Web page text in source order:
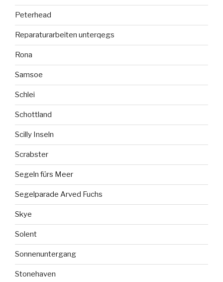
Peterhead
Reparaturarbeiten unterqegs
Rona
Samsoe
Schlei
Schottland
Scilly Inseln
Scrabster
Segeln fürs Meer
Segelparade Arved Fuchs
Skye
Solent
Sonnenuntergang
Stonehaven